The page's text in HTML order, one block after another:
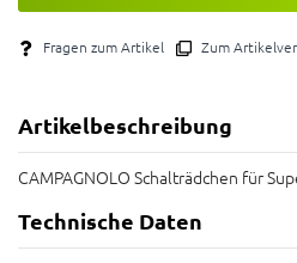
Fragen zum Artikel Zum
Artikelbeschreibung
CAMPAGNOLO Schalträdchen für
Technische Daten